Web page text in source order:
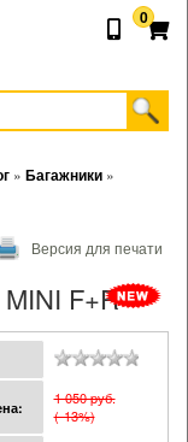
0
» Багажники »
Версия для печати
MINI F+R
1 050 pуб.
(-13%)